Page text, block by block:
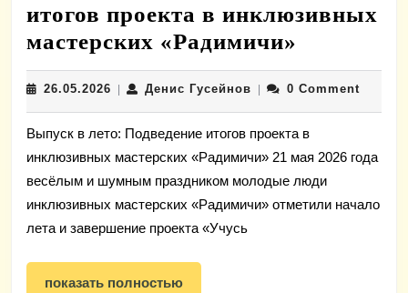
итогов проекта в инклюзивных
мастерских «Радимичи»
в
лето:
итогов
проекта
в
26.05.2026 26.05.2026
| Денис ГусейновДенис
| 0 Comment
Выпуск в лето: Подведение итогов проекта в
инклюзивных мастерских «Радимичи» 21 мая 2026 года
весёлым и шумным праздником молодые люди
инклюзивных мастерских «Радимичи» отметили начало
лета и завершение проекта «Учусь
показать полностьюпоказать